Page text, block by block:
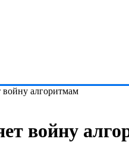
войну алгоритмам
войну